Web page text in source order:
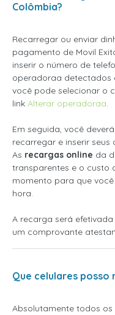
Colômbia?
Recarregar ou enviar
pagamento de Movil
inserir o número de
operadoraa detectados
você pode selecionar o
link Alterar operadoraa.
Em seguida, você
recarregar e inserir
As recargas online da
transparentes e o custo
momento para que
hora.
A recarga será
um comprovante
Que celulares posso
Absolutamente todos